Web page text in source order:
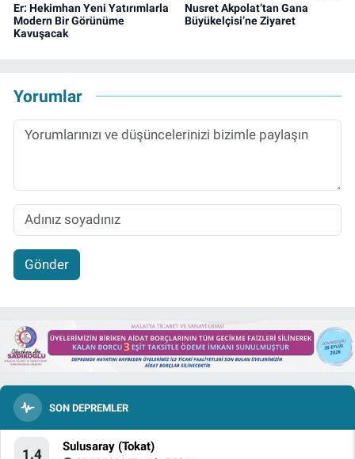
Er: Hekimhan Yeni Yatırımlarla
Modern Bir Görünüme
Kavuşacak
Nusret Akpolat’tan Gana
Büyükelçisi’ne Ziyaret
Yorumlar
Gönder
SON DEPREMLER
1.4 Sulusaray (Tokat)